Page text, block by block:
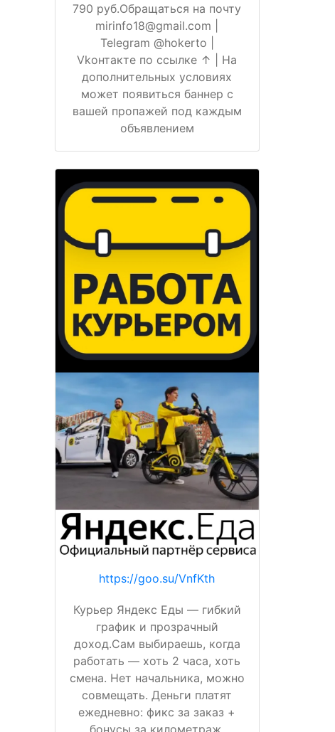
790 руб.Обращаться на почту
mirinfo18@gmail.com |
Telegram @hokerto |
Vkонтакте по ссылке ↑ | На
дополнительных условиях
может появиться баннер с
вашей пропажей под каждым
объявлением
https://goo.su/VnfKth
Курьер Яндекс Еды — гибкий
график и прозрачный
доход.Сам выбираешь, когда
работать — хоть 2 часа, хоть
смена. Нет начальника, можно
совмещать. Деньги платят
ежедневно: фикс за заказ +